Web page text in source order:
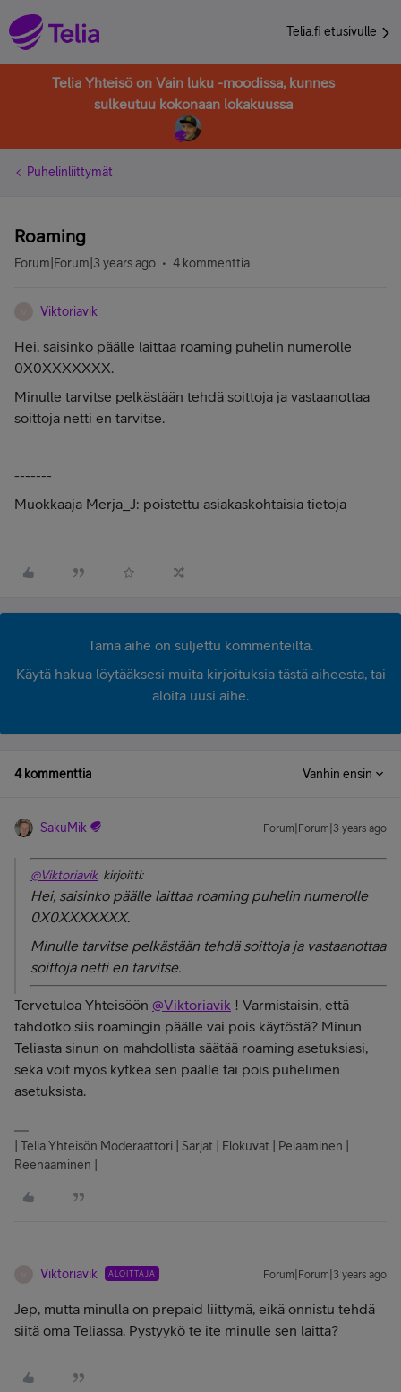
Telia.fi etusivulle
Telia Yhteisö on Vain luku -moodissa, kunnes
sulkeutuu kokonaan lokakuussa
Puhelinliittymät
Roaming
Forum|Forum|3 years ago 4 kommenttia
Viktoriavik
Hei, saisinko päälle laittaa roaming puhelin numerolle
0X0XXXXXXX.
Minulle tarvitse pelkästään tehdä soittoja ja vastaanottaa
soittoja netti en tarvitse.
-------
Muokkaaja Merja_J: poistettu asiakaskohtaisia tietoja
Tämä aihe on suljettu kommenteilta.
Käytä hakua löytääksesi muita kirjoituksia tästä aiheesta, tai
aloita uusi aihe.
4 kommenttia Vanhin ensin
SakuMik Forum|Forum|3 years ago
@Viktoriavikkirjoitti:
Hei, saisinko päälle laittaa roaming puhelin numerolle
0X0XXXXXXX.
Minulle tarvitse pelkästään tehdä soittoja ja vastaanottaa
soittoja netti en tarvitse.
Tervetuloa Yhteisöön @Viktoriavik ! Varmistaisin, että
tahdotko siis roamingin päälle vai pois käytöstä? Minun
Teliasta sinun on mahdollista säätää roaming asetuksiasi,
sekä voit myös kytkeä sen päälle tai pois puhelimen
asetuksista.
| Telia Yhteisön Moderaattori | Sarjat | Elokuvat | Pelaaminen |
Reenaaminen |
Viktoriavik ALOITTAJA Forum|Forum|3 years ago
Jep, mutta minulla on prepaid liittymä, eikä onnistu tehdä
siitä oma Teliassa. Pystyykö te ite minulle sen laitta?